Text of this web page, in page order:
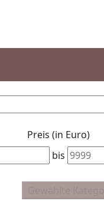
Preis (in Euro)
bis